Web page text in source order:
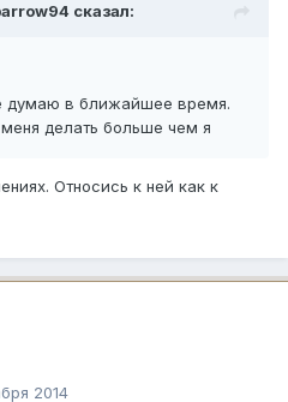
сказал:
думаю в ближайшее время.
делать больше чем я
Относись к ней как к
2014